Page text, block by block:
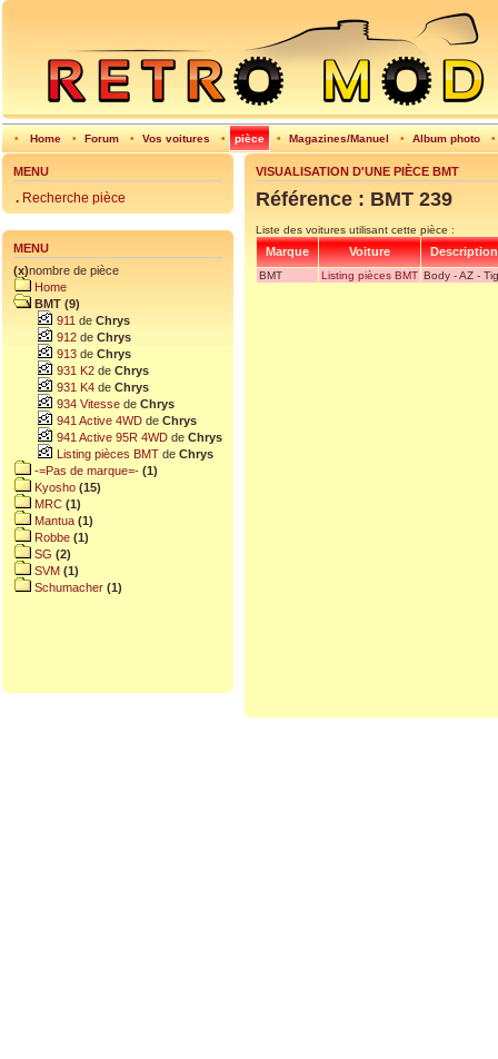
• Home • Forum • Vos voitures • pièce • Magazines/Manuel • Album photo •
MENU
. Recherche pièce
MENU
(x)nombre de pièce
Home
BMT (9)
911 de Chrys
912 de Chrys
913 de Chrys
931 K2 de Chrys
931 K4 de Chrys
934 Vitesse de Chrys
941 Active 4WD de Chrys
941 Active 95R 4WD de Chrys
Listing pièces BMT de Chrys
-=Pas de marque=- (1)
Kyosho (15)
MRC (1)
Mantua (1)
Robbe (1)
SG (2)
SVM (1)
Schumacher (1)
VISUALISATION D'UNE PIÈCE BMT
Référence : BMT 239
Liste des voitures utilisant cette pièce :
Marque Voiture
BMT Listing pièces BMT Body - AZ -